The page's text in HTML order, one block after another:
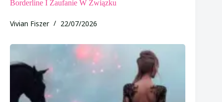
Borderline I Zaufanie W Związku
Vivian Fiszer 22/07/2026